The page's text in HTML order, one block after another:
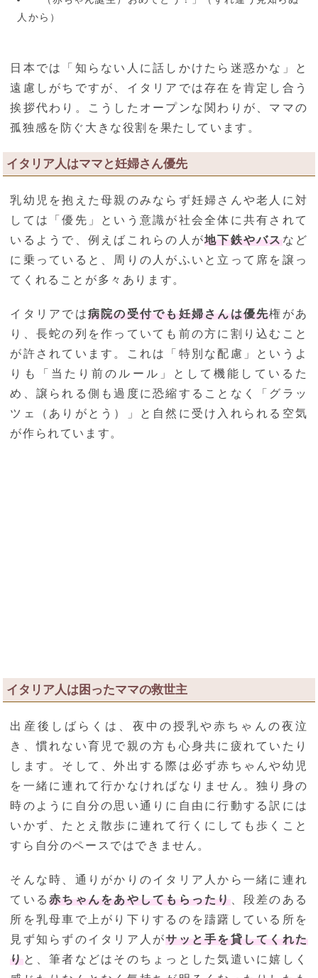
人から）
日本では「知らない人に話しかけたら迷惑かな」と
遠慮しがちですが、イタリアでは存在を肯定し合う
挨拶代わり。こうしたオープンな関わりが、ママの
孤独感を防ぐ大きな役割を果たしています。
イタリア人はママと妊婦さん優先
乳幼児を抱えた母親のみならず妊婦さんや老人に対
しては「優先」という意識が社会全体に共有されて
いるようで、例えばこれらの人が地下鉄やバスなど
に乗っていると、周りの人がふいと立って席を譲っ
てくれることが多々あります。
イタリアでは病院の受付でも妊婦さんは優先権があ
り、長蛇の列を作っていても前の方に割り込むこと
が許されています。これは「特別な配慮」というよ
りも「当たり前のルール」として機能しているた
め、譲られる側も過度に恐縮することなく「グラッ
ツェ（ありがとう）」と自然に受け入れられる空気
が作られています。
イタリア人は困ったママの救世主
出産後しばらくは、夜中の授乳や赤ちゃんの夜泣
き、慣れない育児で親の方も心身共に疲れていたり
します。そして、外出する際は必ず赤ちゃんや幼児
を一緒に連れて行かなければなりません。独り身の
時のように自分の思い通りに自由に行動する訳には
いかず、たとえ散歩に連れて行くにしても歩くこと
すら自分のペースではできません。
そんな時、通りがかりのイタリア人から一緒に連れ
ている赤ちゃんをあやしてもらったり、段差のある
所を乳母車で上がり下りするのを躊躇している所を
見ず知らずのイタリア人がサッと手を貸してくれた
りと、筆者などはそのちょっとした気遣いに嬉しく